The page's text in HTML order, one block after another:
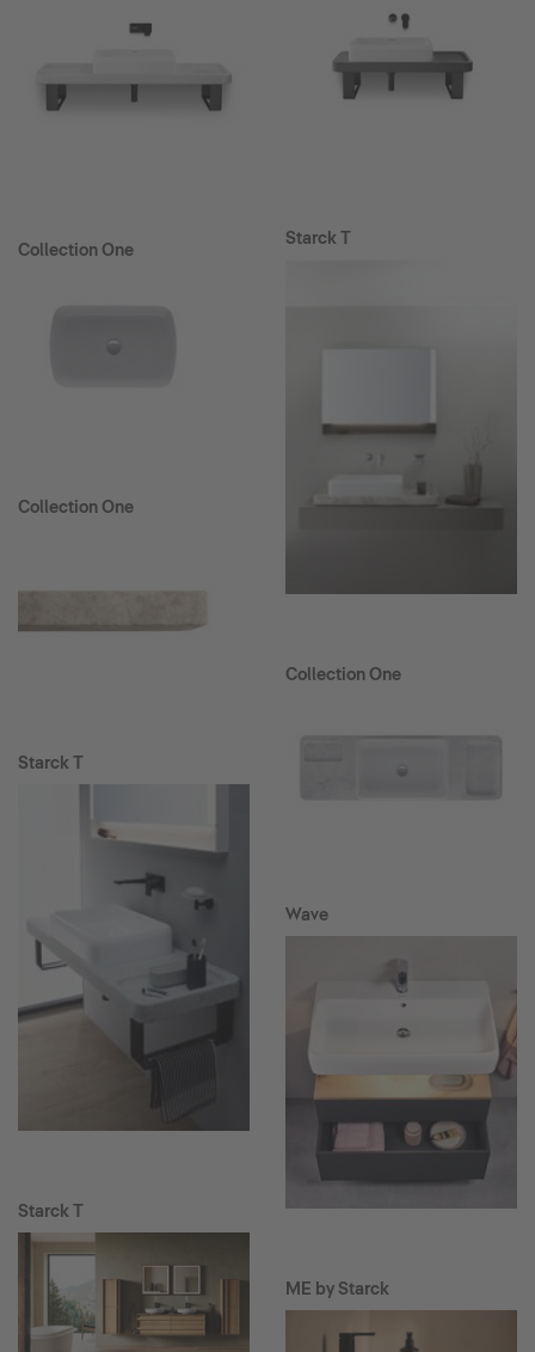
Collection One
Collection One
Starck T
Starck T
Starck T
Collection One
Wave
ME by Starck